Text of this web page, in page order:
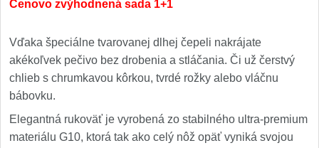
Cenovo zvýhodnená sada 1+1
Vďaka špeciálne tvarovanej dlhej čepeli nakrájate
akékoľvek pečivo bez drobenia a stláčania. Či už čerstvý
chlieb s chrumkavou kôrkou, tvrdé rožky alebo vláčnu
bábovku.
Elegantná rukoväť je vyrobená zo stabilného ultra-premium
materiálu G10, ktorá tak ako celý nôž opäť vyniká svojou